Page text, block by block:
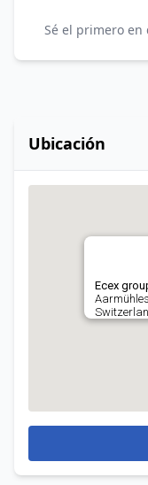
Sé el primero
Ubicación
Ecex